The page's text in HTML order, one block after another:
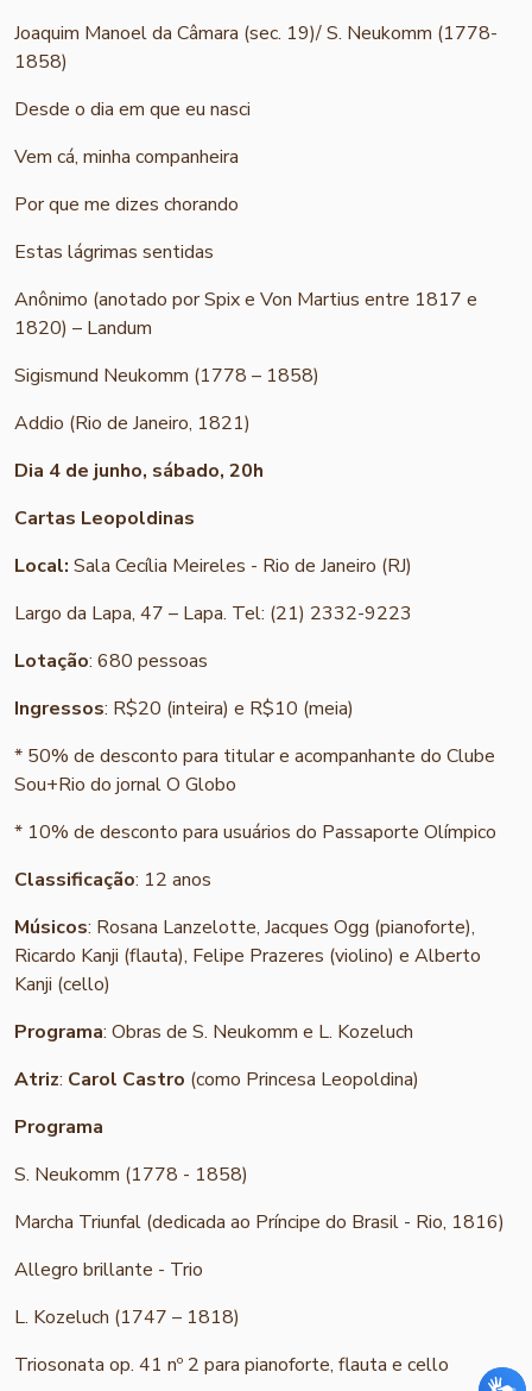
Joaquim Manoel da Câmara (sec. 19)/ S. Neukomm (1778-
1858)
Desde o dia em que eu nasci
Vem cá, minha companheira
Por que me dizes chorando
Estas lágrimas sentidas
Anônimo (anotado por Spix e Von Martius entre 1817 e
1820) – Landum
Sigismund Neukomm (1778 – 1858)
Addio (Rio de Janeiro, 1821)
Dia 4 de junho, sábado, 20h
Cartas Leopoldinas
Local: Sala Cecília Meireles - Rio de Janeiro (RJ)
Largo da Lapa, 47 – Lapa. Tel: (21) 2332-9223
Lotação: 680 pessoas
Ingressos: R$20 (inteira) e R$10 (meia)
* 50% de desconto para titular e acompanhante do Clube
Sou+Rio do jornal O Globo
* 10% de desconto para usuários do Passaporte Olímpico
Classificação: 12 anos
Músicos: Rosana Lanzelotte, Jacques Ogg (pianoforte),
Ricardo Kanji (flauta), Felipe Prazeres (violino) e Alberto
Kanji (cello)
Programa: Obras de S. Neukomm e L. Kozeluch
Atriz: Carol Castro (como Princesa Leopoldina)
Programa
S. Neukomm (1778 - 1858)
Marcha Triunfal (dedicada ao Príncipe do Brasil - Rio, 1816)
Allegro brillante - Trio
L. Kozeluch (1747 – 1818)
Triosonata op. 41 nº 2 para pianoforte, flauta e cello